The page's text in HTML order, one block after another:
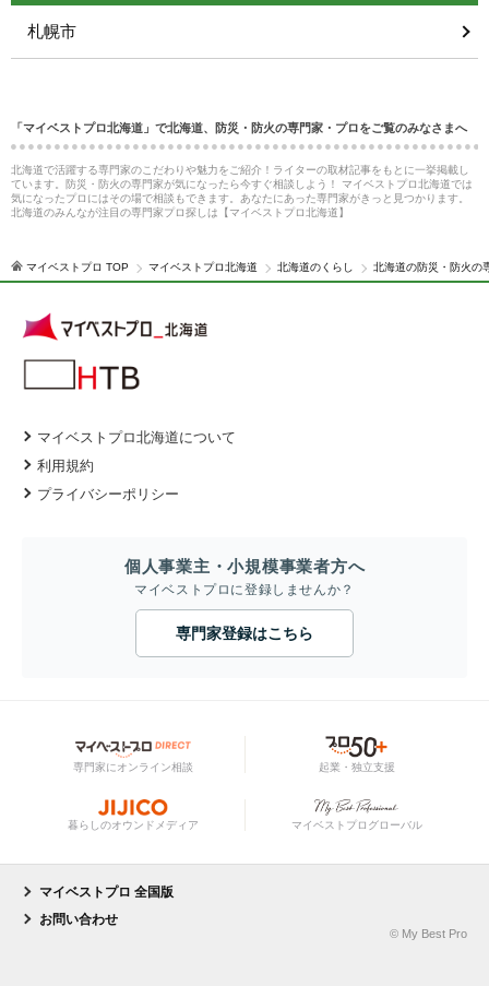
札幌市
「マイベストプロ北海道」で北海道、防災・防火の専門家・プロをご覧のみなさまへ
北海道で活躍する専門家のこだわりや魅力をご紹介！ライターの取材記事をもとに一挙掲載し
ています。防災・防火の専門家が気になったら今すぐ相談しよう！ マイベストプロ北海道では
気になったプロにはその場で相談もできます。あなたにあった専門家がきっと見つかります。
北海道のみんなが注目の専門家プロ探しは【マイベストプロ北海道】
マイベストプロ TOP マイベストプロ北海道 北海道のくらし 北海道の防災・防火の
マイベストプロ北海道について
利用規約
プライバシーポリシー
個人事業主・小規模事業者方へ
マイベストプロに登録しませんか？
専門家登録はこちら
専門家にオンライン相談 起業・独立支援
暮らしのオウンドメディア マイベストプログローバル
マイベストプロ 全国版
お問い合わせ
© My Best Pro